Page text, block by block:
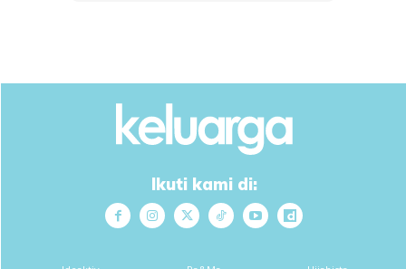
ka..double 3 ka.. ikut suka hampa la ☺☺
Anda mungkin berminat dengan
Ikuti kami di: